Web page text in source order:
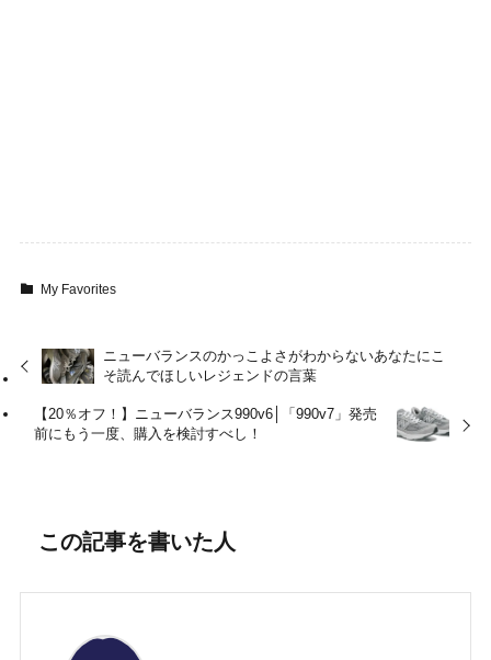
My Favorites
ニューバランスのかっこよさがわからないあなたにこ
そ読んでほしいレジェンドの言葉
【20％オフ！】ニューバランス990v6│「990v7」発売
前にもう一度、購入を検討すべし！
この記事を書いた人